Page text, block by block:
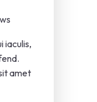
iaculis,
amet